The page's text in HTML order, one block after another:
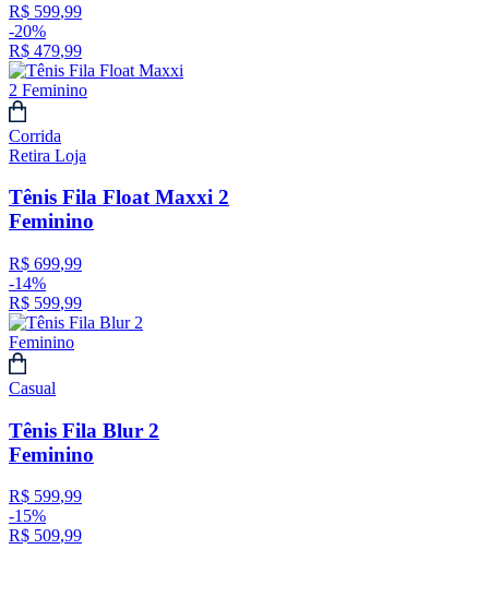
R$ 599,99
-20%
R$ 479,99
Corrida
Retira Loja
Tênis Fila Float Maxxi 2
Feminino
R$ 699,99
-14%
R$ 599,99
Casual
Tênis Fila Blur 2
Feminino
R$ 599,99
-15%
R$ 509,99